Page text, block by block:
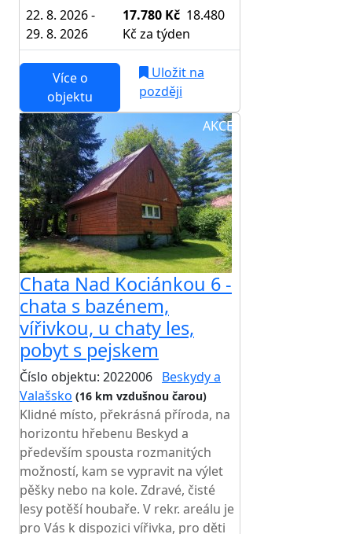
22. 8. 2026 -
29. 8. 2026
17.780 Kč 18.480
Kč za týden
Více o
objektu
Uložit na
později
AKCE
Chata Nad Kociánkou 6 -
chata s bazénem,
vířivkou, u chaty les,
pobyt s pejskem
Číslo objektu: 2022006 Beskydy a
Valašsko (16 km vzdušnou čarou)
Klidné místo, překrásná příroda, na
horizontu hřebenu Beskyd a
především spousta rozmanitých
možností, kam se vypravit na výlet
pěšky nebo na kole. Zdravé, čisté
lesy potěší houbaře. V rekr. areálu je
pro Vás k dispozici vířivka, pro děti